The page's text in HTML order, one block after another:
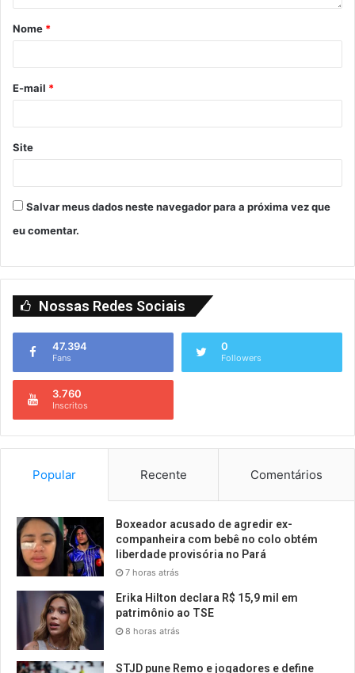
Nome *
E-mail *
Site
Salvar meus dados neste navegador para a próxima vez que
eu comentar.
Nossas Redes Sociais
47.394
Fans
0
Followers
3.760
Inscritos
Popular Recente Comentários
Boxeador acusado de agredir ex-
companheira com bebê no colo obtém
liberdade provisória no Pará
7 horas atrás
Erika Hilton declara R$ 15,9 mil em
patrimônio ao TSE
8 horas atrás
STJD pune Remo e jogadores e define